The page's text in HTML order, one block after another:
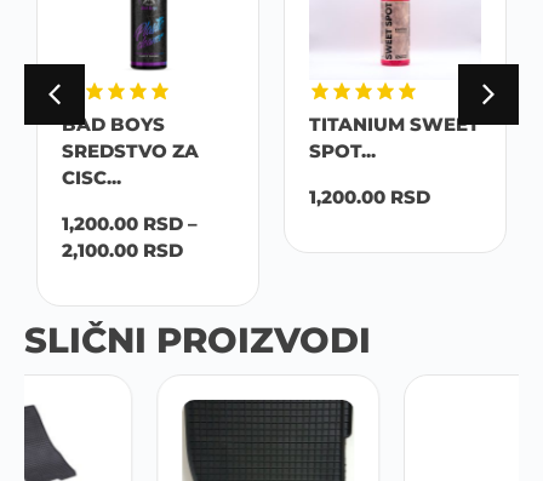
BAD BOYS
SREDSTVO ZA
CISC...
1,200.00 RSD –
2,100.00 RSD
TITANIUM SWEET
SPOT...
1,200.00 RSD
SLIČNI PROIZVODI